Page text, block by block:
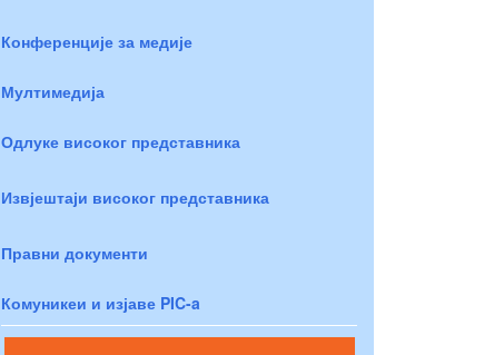
Конференције за медије
Мултимедија
Одлуке високог представника
Извјештаји високог представника
Правни документи
Комуникеи и изјаве PIC-a